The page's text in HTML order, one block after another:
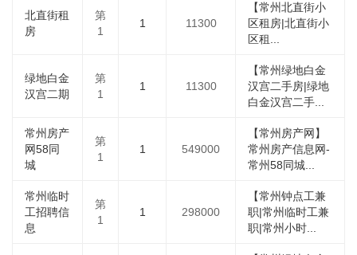
北直街租
房
第
1
1 11300
【常州北直街小
区租房|北直街小
区租...
绿地白金
汉宫二期
第
1
1 11300
【常州绿地白金
汉宫二手房|绿地
白金汉宫二手...
常州房产
网58同
城
第
1
1 549000
【常州房产网】
常州房产信息网-
常州58同城...
常州临时
工招聘信
息
第
1
1 298000
【常州钟点工兼
职|常州临时工兼
职|常州小时...